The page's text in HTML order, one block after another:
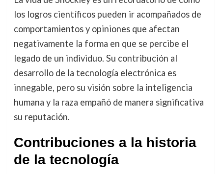
los logros científicos pueden ir acompañados de
comportamientos y opiniones que afectan
negativamente la forma en que se percibe el
legado de un individuo. Su contribución al
desarrollo de la tecnología electrónica es
innegable, pero su visión sobre la inteligencia
humana y la raza empañó de manera significativa
su reputación.
Contribuciones a la historia
de la tecnología